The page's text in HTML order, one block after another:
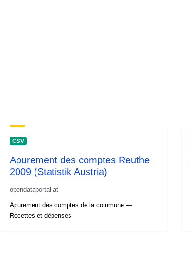
CSV
Apurement des comptes Reuthe
2009 (Statistik Austria)
opendataportal.at
Apurement des comptes de la commune —
Recettes et dépenses